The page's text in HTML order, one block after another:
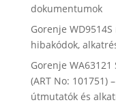
dokumentumok
Gorenje
hibakódok,
Gorenje
(ART No: 101751)
útmutatók és